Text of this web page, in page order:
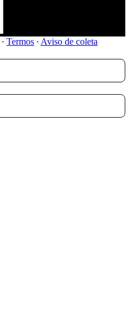
∙ Termos ∙ Aviso de coleta